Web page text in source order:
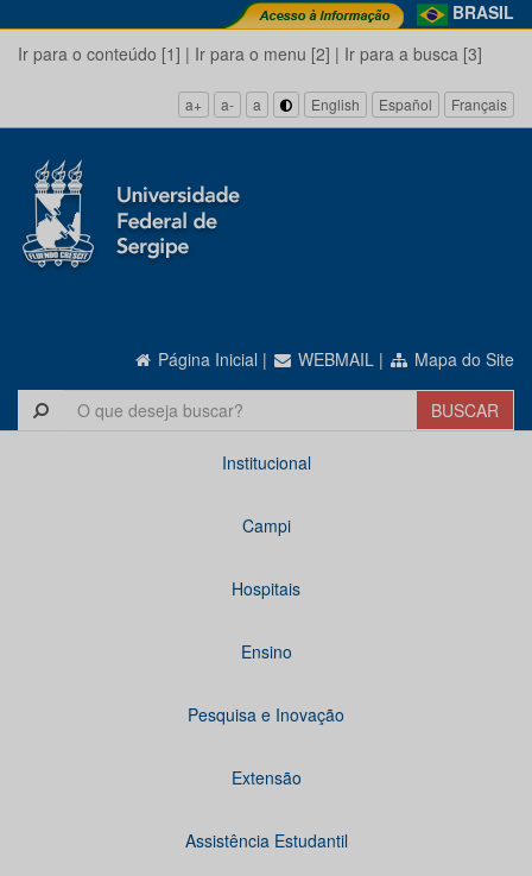
BRASIL
Ir para o conteúdo [1] | Ir para o menu [2] | Ir para a busca [3]
a+ a- a English Español Français
Página Inicial | WEBMAIL | Mapa do Site
Institucional
Campi
Hospitais
Ensino
Pesquisa e Inovação
Extensão
Assistência Estudantil